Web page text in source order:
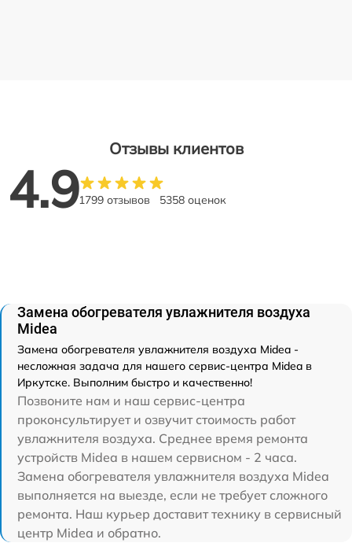
Отзывы клиентов
4.91799 отзывов 5358 оценок
Замена обогревателя увлажнителя воздуха
Midea
Замена обогревателя увлажнителя воздуха Midea -
несложная задача для нашего сервис-центра Midea в
Иркутске. Выполним быстро и качественно!
Позвоните нам и наш сервис-центра
проконсультирует и озвучит стоимость работ
увлажнителя воздуха. Среднее время ремонта
устройств Midea в нашем сервисном - 2 часа.
Замена обогревателя увлажнителя воздуха Midea
выполняется на выезде, если не требует сложного
ремонта. Наш курьер доставит технику в сервисный
центр Midea и обратно.